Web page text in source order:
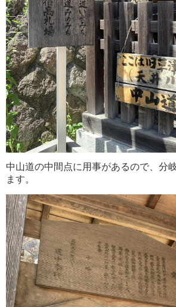
中山道の中間点に用事があるので、分
ます。